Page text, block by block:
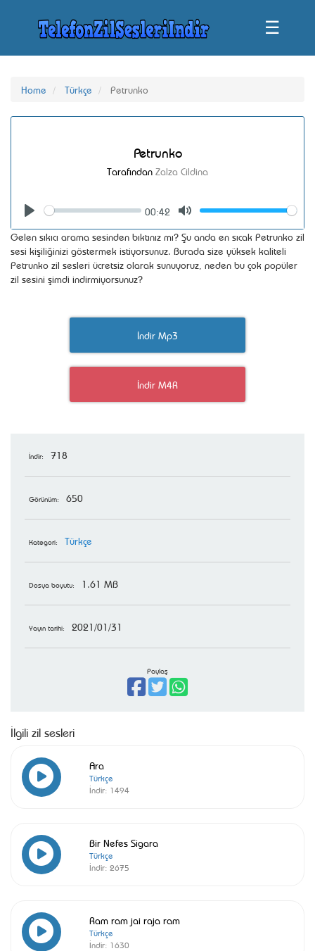
☰
Home Türkçe Petrunko
Petrunko
Tarafından Zalza Cildina
Seek
00:42
Volume
Gelen sıkıcı arama sesinden bıktınız mı? Şu anda en sıcak Petrunko zil
sesi kişiliğinizi göstermek istiyorsunuz. Burada size yüksek kaliteli
Petrunko zil sesleri ücretsiz olarak sunuyoruz, neden bu çok popüler
zil sesini şimdi indirmiyorsunuz?
İndir Mp3
İndir M4R
İndir: 718
Görünüm: 650
Kategori: Türkçe
Dosya boyutu: 1.61 MB
Yayın tarihi: 2021/01/31
Paylaş
İlgili zil sesleri
Ara
Türkçe
İndir: 1494
Bir Nefes Sigara
Türkçe
İndir: 2675
Ram ram jai raja ram
Türkçe
İndir: 1630